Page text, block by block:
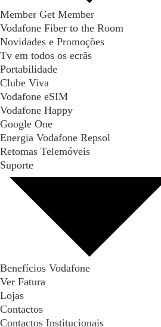
Member Get Member
Vodafone Fiber to the Room
Novidades e Promoções
Tv em todos os ecrãs
Portabilidade
Clube Viva
Vodafone eSIM
Vodafone Happy
Google One
Energia Vodafone Repsol
Retomas Telemóveis
Suporte
Benefícios Vodafone
Ver Fatura
Lojas
Contactos
Contactos Institucionais